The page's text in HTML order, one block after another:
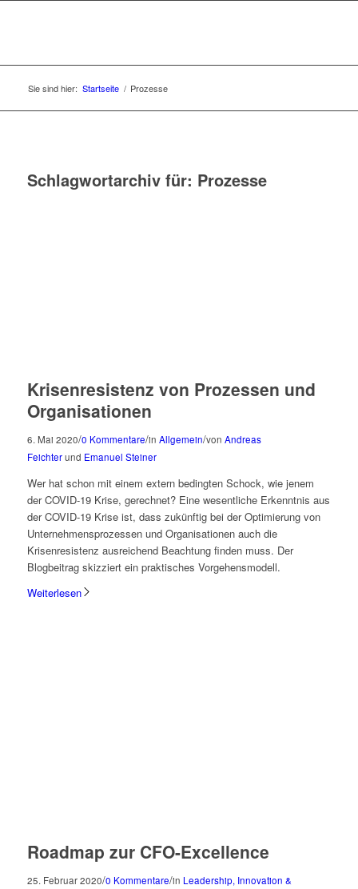
Sie sind hier: Startseite / Prozesse
Schlagwortarchiv für: Prozesse
Krisenresistenz von Prozessen und
Organisationen
6. Mai 2020/0 Kommentare/in Allgemein/von Andreas
Feichterund Emanuel Steiner
Wer hat schon mit einem extern bedingten Schock, wie jenem
der COVID-19 Krise, gerechnet? Eine wesentliche Erkenntnis aus
der COVID-19 Krise ist, dass zukünftig bei der Optimierung von
Unternehmensprozessen und Organisationen auch die
Krisenresistenz ausreichend Beachtung finden muss. Der
Blogbeitrag skizziert ein praktisches Vorgehensmodell.
Weiterlesen
Roadmap zur CFO-Excellence
25. Februar 2020/0 Kommentare/in Leadership, Innovation &